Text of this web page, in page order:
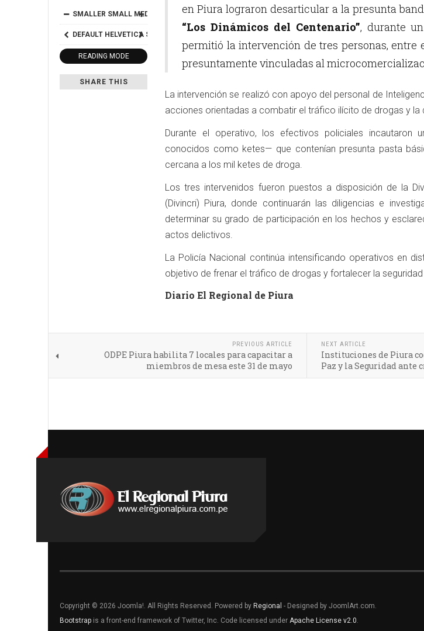
SMALLER SMALL MEDIUM BIGGER
DEFAULT HELVETICA SEGOE
READING MODE
SHARE THIS
en Piura lograron desarticular a la presunta
“Los Dinámicos del Centenario”, durante
permitió la intervención de tres personas, entre
presuntamente vinculadas al
La intervención se realizó con apoyo del personal de
acciones orientadas a combatir el tráfico ilícito de drogas y la
Durante el operativo, los efectivos policiales
conocidos como ketes— que contenían presunta pasta
cercana a los mil ketes de droga.
Los tres intervenidos fueron puestos a disposición de la
(Divincri) Piura, donde continuarán las diligencias e
determinar su grado de participación en los hechos y
actos delictivos.
La Policía Nacional continúa intensificando operativos en
objetivo de frenar el tráfico de drogas y fortalecer la seguridad
Diario El Regional de Piura
PREVIOUS ARTICLE
ODPE Piura habilita 7 locales para capacitar a
miembros de mesa este 31 de mayo
NEXT ARTICLE
Instituciones de Piura
Paz y la Seguridad ante
Copyright © 2026 Joomla!. All Rights Reserved. Powered by Regional - Designed by JoomlArt.com.
Bootstrap is a front-end framework of Twitter, Inc. Code licensed under Apache License v2.0